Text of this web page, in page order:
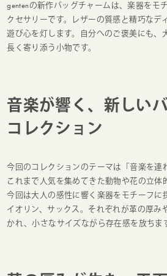
gentenの新作バッグチャームは、楽器をモ
クセサリーです。レザーの質感と精巧なデ
遊び心を灯します。自分へのご褒美にも、
長く寄り添う小物です。
音楽が響く、新しい
コレクション
今回のコレクションのテーマは「音楽を連
これまで人気を集めてきた動物や花の立体
今回は大人の感性に響く楽器をモチーフに
イオリン、サックス。それぞれが革の厚み
かれ、小さなサイズながら存在感を放ちま